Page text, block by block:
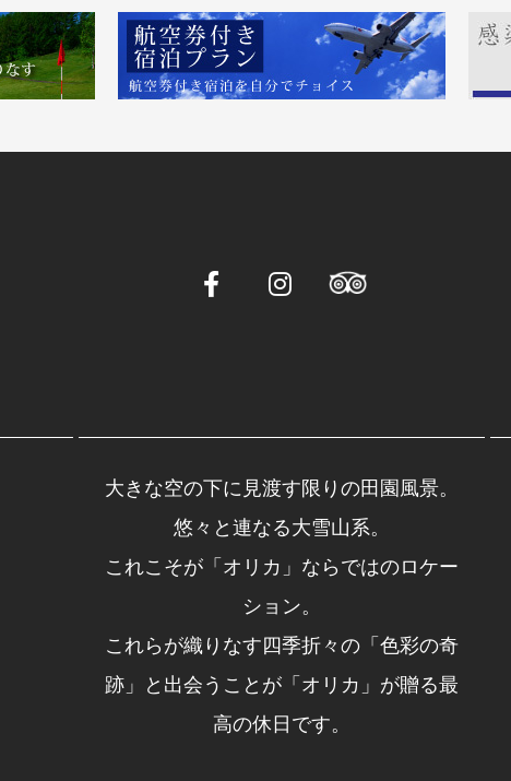
大きな空の下に見渡す限りの田園風景。
悠々と連なる大雪山系。
これこそが「オリカ」ならではのロケー
ション。
これらが織りなす四季折々の「色彩の奇
跡」と出会うことが「オリカ」が贈る最
高の休日です。